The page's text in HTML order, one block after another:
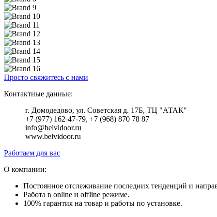
Просто свяжитесь с нами
Контактные данные:
г. Домодедово, ул. Советская д. 17Б, ТЦ "АТАК"
+7 (977) 162-47-79, +7 (968) 870 78 87
info@belvidoor.ru
www.belvidoor.ru
Работаем для вас
О компании:
Постоянное отслеживание последних тенденций и
Работа в online и offline режиме.
100% гарантия на товар и работы по установке.